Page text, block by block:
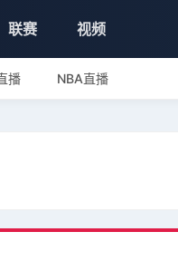
联赛 视频
播 NBA直播